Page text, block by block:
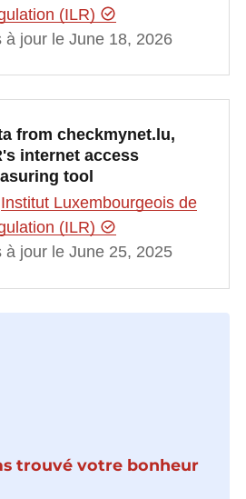
(ILR)
à jour le June 18, 2026
from checkmynet.lu,
internet access
tool
Institut Luxembourgeois de
(ILR)
à jour le June 25, 2025
trouvé votre bonheur